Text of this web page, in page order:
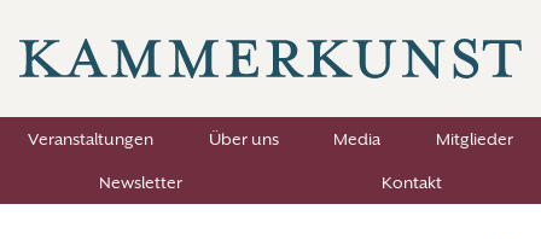
Veranstaltungen Über uns Media
Mitglieder
Newsletter
Kontakt